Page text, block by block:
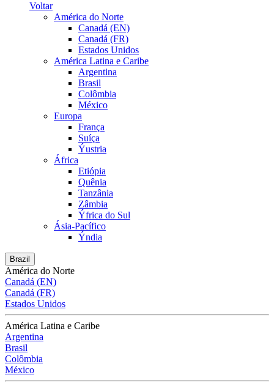
Voltar
América do Norte
Canadá (EN)
Canadá (FR)
Estados Unidos
América Latina e Caribe
Argentina
Brasil
Colômbia
México
Europa
França
Suíça
Ýustria
África
Etiópia
Quênia
Tanzânia
Zâmbia
Ýfrica do Sul
Ásia-Pacífico
Ýndia
Brazil
América do Norte
Canadá (EN)
Canadá (FR)
Estados Unidos
América Latina e Caribe
Argentina
Brasil
Colômbia
México